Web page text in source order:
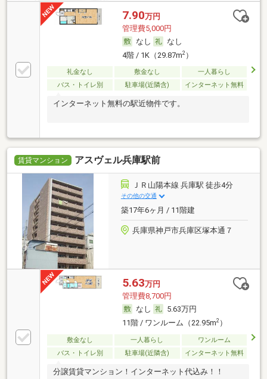
7.90万円
管理費5,000円
なし
なし
4階 / 1K（29.87m2）
礼金なし 敷金なし
一人暮らし
バス・トイレ別
駐車場(近隣含) インターネット無料
インターネット無料の駅近物件です。
賃貸マンション アスヴェル兵庫駅前
ＪＲ山陽本線 兵庫駅 徒歩4分
その他の交通
築17年6ヶ月 / 11階建
兵庫県神戸市兵庫区塚本通７
5.63万円
管理費8,700円
なし
5.63万円
11階 / ワンルーム（22.95m2）
敷金なし 一人暮らし
ワンルーム
バス・トイレ別
駐車場(近隣含) インターネット無料
分譲賃貸マンション！インターネット代込み！！